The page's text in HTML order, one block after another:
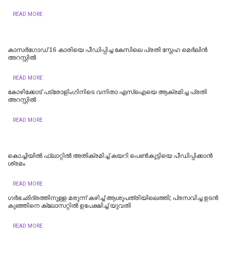
READ MORE
കാസർഗോഡ് 16 കാരിയെ പീഡിപ്പിച്ച കേസിലെ പ്രതി സ്നേഹ മെർലിൻ
അറസ്റ്റിൽ
READ MORE
കോഴിക്കോട് പട്രോളിംഗിനിടെ വനിതാ എസ്ഐയെ ആക്രമിച്ച പ്രതി
അറസ്റ്റിൽ
READ MORE
കൊച്ചിയില്‍ ഫ്ലാറ്റിൽ അതിക്രമിച്ച് കയറി പെൺകുട്ടിയെ പീഡിപ്പിക്കാൻ
ശ്രമം
READ MORE
ഗർഭഛിദ്രത്തിനുള്ള മരുന്ന് കഴിച്ച് ആശുപത്രിയിലെത്തി; പ്രസവിച്ച ഉടൻ
കുഞ്ഞിനെ ക്ലോസറ്റിൽ ഉപേക്ഷിച്ച് യുവതി
READ MORE